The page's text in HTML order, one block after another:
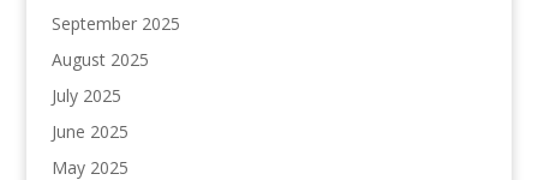
September 2025
August 2025
July 2025
June 2025
May 2025